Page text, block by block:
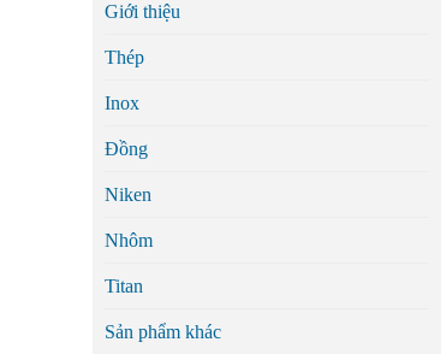
Giới thiệu
Thép
Inox
Đồng
Niken
Nhôm
Titan
Sản phẩm khác